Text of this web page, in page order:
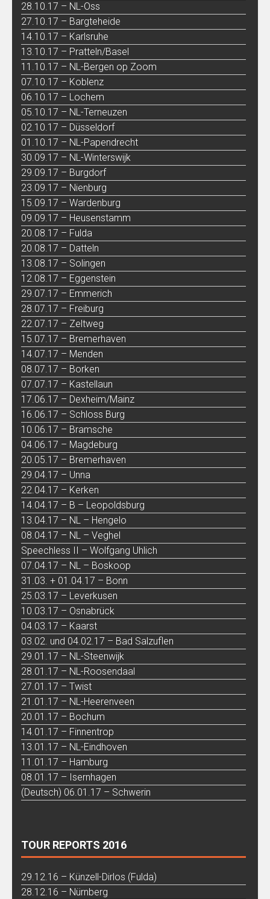
28.10.17 – NL-Oss
27.10.17 – Bargteheide
14.10.17 – Karlsruhe
13.10.17 – Pratteln/Basel
11.10.17 – NL-Bergen op Zoom
07.10.17 – Koblenz
06.10.17 – Lochem
05.10.17 – NL-Terneuzen
02.10.17 – Düsseldorf
01.10.17 – NL-Papendrecht
30.09.17 – NL-Winterswijk
29.09.17 – Burgdorf
23.09.17 – Nienburg
15.09.17 – Wardenburg
09.09.17 – Heusenstamm
20.08.17 – Fulda
20.08.17 – Datteln
13.08.17 – Solingen
12.08.17 – Eggenstein
29.07.17 – Emmerich
28.07.17 – Freiburg
22.07.17 – Zeltweg
15.07.17 – Bremerhaven
14.07.17 – Menden
08.07.17 – Borken
07.07.17 – Kastellaun
17.06.17 – Dexheim/Mainz
16.06.17 – Schloss Burg
10.06.17 – Bramsche
04.06.17 – Magdeburg
20.05.17 – Bremerhaven
29.04.17 – Unna
22.04.17 – Kerken
14.04.17 – B – Leopoldsburg
13.04.17 – NL – Hengelo
08.04.17 – NL – Veghel
Speechless II – Wolfgang Uhlich
07.04.17 – NL – Boskoop
31.03. + 01.04.17 – Bonn
25.03.17 – Leverkusen
10.03.17 – Osnabrück
04.03.17 – Kaarst
03.02. und 04.02.17 – Bad Salzuflen
29.01.17 – NL-Steenwijk
28.01.17 – NL-Roosendaal
27.01.17 – Twist
21.01.17 – NL-Heerenveen
20.01.17 – Bochum
14.01.17 – Finnentrop
13.01.17 – NL-Eindhoven
11.01.17 – Hamburg
08.01.17 – Isernhagen
(Deutsch) 06.01.17 – Schwerin
TOUR REPORTS 2016
29.12.16 – Künzell-Dirlos (Fulda)
28.12.16 – Nürnberg